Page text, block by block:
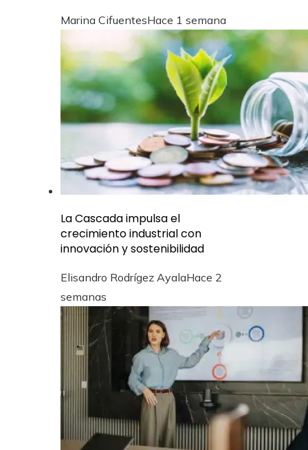
Marina CifuentesHace 1 semana
La Cascada impulsa el
crecimiento industrial con
innovación y sostenibilidad
Elisandro Rodrígez AyalaHace 2
semanas